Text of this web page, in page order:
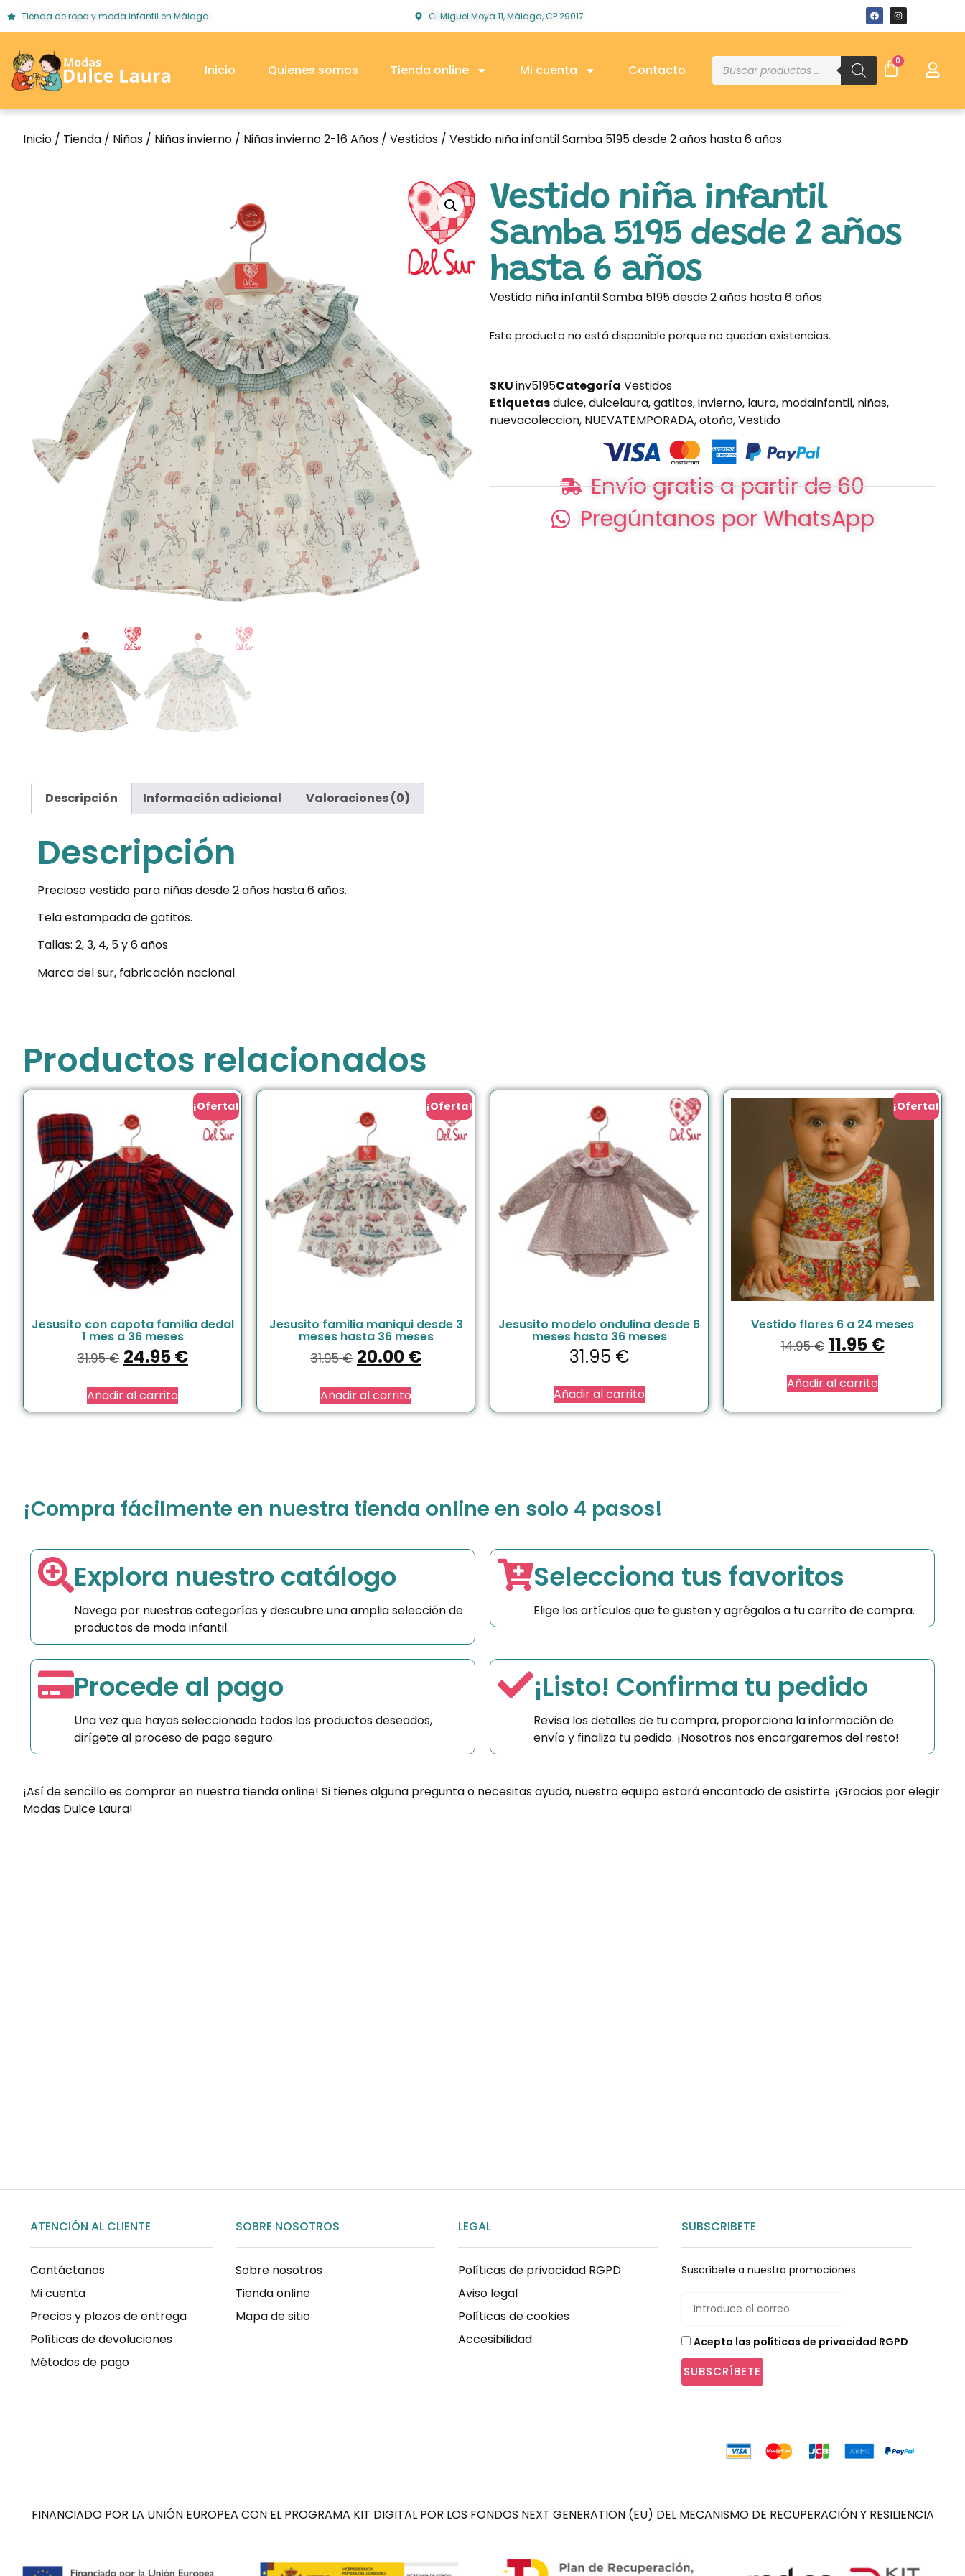
Tienda de ropa y moda infantil en Málaga Cl Miguel Moya 11, Málaga, CP 29017
Inicio Quienes somos Tienda online Mi cuenta Contacto
0
Inicio / Tienda / Niñas / Niñas invierno / Niñas invierno 2-16 Años / Vestidos / Vestido niña infantil Samba 5195 desde 2 años hasta 6 años
Vestido niña infantil
Samba 5195 desde 2 años
hasta 6 años
Vestido niña infantil Samba 5195 desde 2 años hasta 6 años
Este producto no está disponible porque no quedan existencias.
SKUinv5195Categoría Vestidos
Etiquetasdulce,dulcelaura,gatitos,invierno, laura, modainfantil, niñas,
nuevacoleccion, NUEVATEMPORADA,otoño,Vestido
Envío gratis a partir de 60
Pregúntanos por WhatsApp
Descripción Información adicional Valoraciones (0)
Descripción
Precioso vestido para niñas desde 2 años hasta 6 años.
Tela estampada de gatitos.
Tallas: 2, 3, 4, 5 y 6 años
Marca del sur, fabricación nacional
Productos relacionados
¡Oferta!
Jesusito con capota familia dedal
1 mes a 36 meses
31.95€ 24.95€
Añadir al carrito
¡Oferta!
Jesusito familia maniqui desde 3
meses hasta 36 meses
31.95€ 20.00€
Añadir al carrito
Jesusito modelo ondulina desde 6
meses hasta 36 meses
31.95 €
Añadir al carrito
¡Oferta!
Vestido flores 6 a 24 meses
14.95€ 11.95€
Añadir al carrito
¡Compra fácilmente en nuestra tienda online en solo 4 pasos!
Explora nuestro catálogo
Navega por nuestras categorías y descubre una amplia selección de
productos de moda infantil.
Selecciona tus favoritos
Elige los artículos que te gusten y agrégalos a tu carrito de compra.
Procede al pago
Una vez que hayas seleccionado todos los productos deseados,
dirígete al proceso de pago seguro.
¡Listo! Confirma tu pedido
Revisa los detalles de tu compra, proporciona la información de
envío y finaliza tu pedido. ¡Nosotros nos encargaremos del resto!
¡Así de sencillo es comprar en nuestra tienda online! Si tienes alguna pregunta o necesitas ayuda, nuestro equipo estará encantado de asistirte. ¡Gracias por elegir
Modas Dulce Laura!
ATENCIÓN AL CLIENTE
Contáctanos
Mi cuenta
Precios y plazos de entrega
Políticas de devoluciones
Métodos de pago
SOBRE NOSOTROS
Sobre nosotros
Tienda online
Mapa de sitio
LEGAL
Políticas de privacidad RGPD
Aviso legal
Políticas de cookies
Accesibilidad
SUBSCRIBETE
Suscríbete a nuestra promociones
Acepto las políticas de privacidad RGPD
SUBSCRÍBETE
FINANCIADO POR LA UNIÓN EUROPEA CON EL PROGRAMA KIT DIGITAL POR LOS FONDOS NEXT GENERATION (EU) DEL MECANISMO DE RECUPERACIÓN Y RESILIENCIA